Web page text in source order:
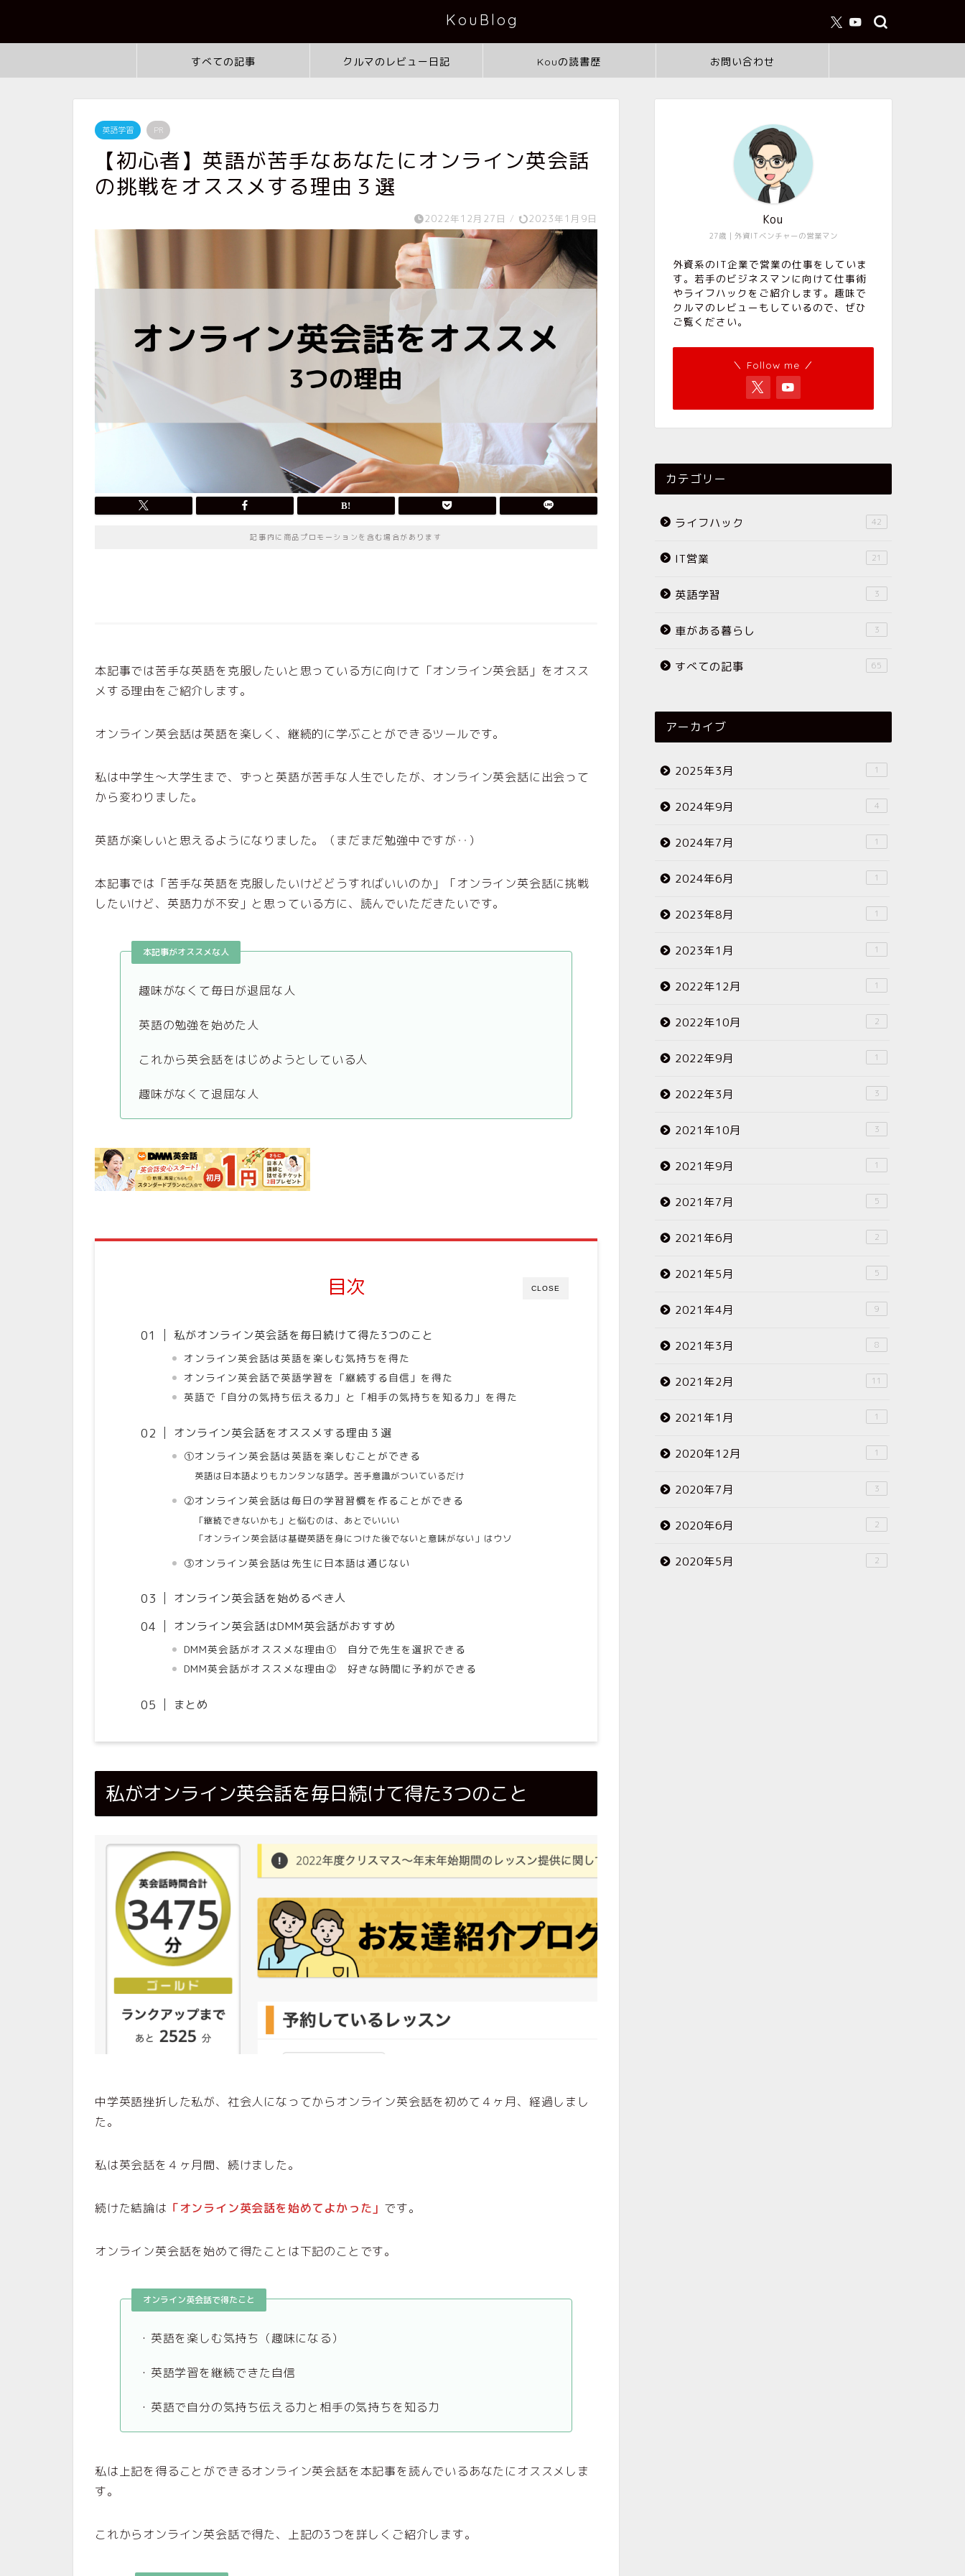
KouBlog
すべての記事 クルマのレビュー日記 Kouの読書歴 お問い合わせ
英語学習 PR
【初心者】英語が苦手なあなたにオンライン英会話
の挑戦をオススメする理由３選
2022年12月27日 / 2023年1月9日
記事内に商品プロモーションを含む場合があります
本記事では苦手な英語を克服したいと思っている方に向けて「オンライン英会話」をオスス
メする理由をご紹介します。
オンライン英会話は英語を楽しく、継続的に学ぶことができるツールです。
私は中学生〜大学生まで、ずっと英語が苦手な人生でしたが、オンライン英会話に出会って
から変わりました。
英語が楽しいと思えるようになりました。（まだまだ勉強中ですが‥）
本記事では「苦手な英語を克服したいけどどうすればいいのか」「オンライン英会話に挑戦
したいけど、英語力が不安」と思っている方に、読んでいただきたいです。
本記事がオススメな人
趣味がなくて毎日が退屈な人
英語の勉強を始めた人
これから英会話をはじめようとしている人
趣味がなくて退屈な人
CLOSE
目次
私がオンライン英会話を毎日続けて得た3つのこと
オンライン英会話は英語を楽しむ気持ちを得た
オンライン英会話で英語学習を「継続する自信」を得た
英語で「自分の気持ち伝える力」と「相手の気持ちを知る力」を得た
オンライン英会話をオススメする理由３選
①オンライン英会話は英語を楽しむことができる
英語は日本語よりもカンタンな語学。苦手意識がついているだけ
②オンライン英会話は毎日の学習習慣を作ることができる
「継続できないかも」と悩むのは、あとでいいい
「オンライン英会話は基礎英語を身につけた後でないと意味がない」はウソ
③オンライン英会話は先生に日本語は通じない
オンライン英会話を始めるべき人
オンライン英会話はDMM英会話がおすすめ
DMM英会話がオススメな理由① 自分で先生を選択できる
DMM英会話がオススメな理由② 好きな時間に予約ができる
まとめ
私がオンライン英会話を毎日続けて得た3つのこと
中学英語挫折した私が、社会人になってからオンライン英会話を初めて４ヶ月、経過しまし
た。
私は英会話を４ヶ月間、続けました。
続けた結論は 「オンライン英会話を始めてよかった」 です。
オンライン英会話を始めて得たことは下記のことです。
オンライン英会話で得たこと
・英語を楽しむ気持ち（趣味になる）
・英語学習を継続できた自信
・英語で自分の気持ち伝える力と相手の気持ちを知る力
私は上記を得ることができるオンライン英会話を本記事を読んでいるあなたにオススメしま
す。
これからオンライン英会話で得た、上記の3つを詳しくご紹介します。
27歳｜外資ITベンチャーの営業マン
Kou
外資系のIT企業で営業の仕事をしていま
す。若手のビジネスマンに向けて仕事術
やライフハックをご紹介します。趣味で
クルマのレビューもしているので、ぜひ
ご覧ください。
＼ Follow me ／
カテゴリー
ライフハック 42
IT営業 21
英語学習 3
車がある暮らし 3
すべての記事 65
アーカイブ
2025年3月 1
2024年9月 4
2024年7月 1
2024年6月 1
2023年8月 1
2023年1月 1
2022年12月 1
2022年10月 2
2022年9月 1
2022年3月 3
2021年10月 3
2021年9月 1
2021年7月 5
2021年6月 2
2021年5月 5
2021年4月 9
2021年3月 8
2021年2月 11
2021年1月 1
2020年12月 1
2020年7月 3
2020年6月 2
2020年5月 2